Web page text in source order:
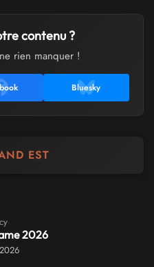
contenu ?
rien manquer !
Bluesky
EST
2026